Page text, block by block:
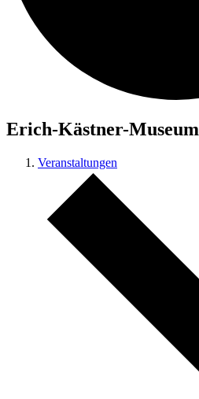
Erich-Kästner-Museum
Veranstaltungen